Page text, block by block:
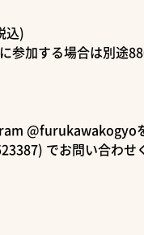
込)
参加する場合は別途
@furukawakogyo
でお問い合わせ